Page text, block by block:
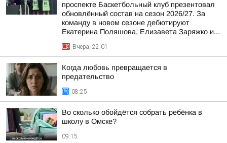
проспекте Баскетбольный клуб презентовал
обновлённый состав на сезон 2026/27. За
команду в новом сезоне дебютируют
Екатерина Поляшова, Елизавета Заряжко и...
Вчера, 22:01
Когда любовь превращается в
предательство
08:25
Во сколько обойдётся собрать ребёнка в
школу в Омске?
09:15